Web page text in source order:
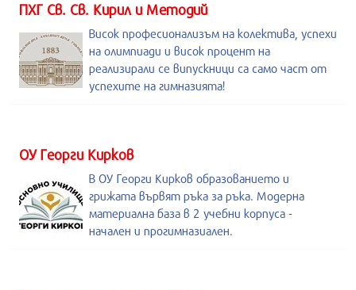
ПХГ Св. Св. Кирил и Методий
Висок професионализъм на колектива, успехи
на олимпиади и висок процент на
реализирали се випускници са само част от
успехите на гимназията!
ОУ Георги Кирков
В ОУ Георги Кирков образованието и
грижата вървят ръка за ръка. Модерна
материална база в 2 учебни корпуса -
начален и прогимназиален.